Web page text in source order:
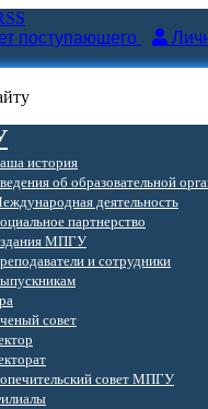
поступающего
история
об образовательной
деятельность
партнерство
МПГУ
и сотрудники
совет
совет МПГУ